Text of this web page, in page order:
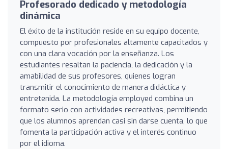
Profesorado dedicado y metodología
dinámica
El éxito de la institución reside en su equipo docente,
compuesto por profesionales altamente capacitados y
con una clara vocación por la enseñanza. Los
estudiantes resaltan la paciencia, la dedicación y la
amabilidad de sus profesores, quienes logran
transmitir el conocimiento de manera didáctica y
entretenida. La metodología employed combina un
formato serio con actividades recreativas, permitiendo
que los alumnos aprendan casi sin darse cuenta, lo que
fomenta la participación activa y el interés continuo
por el idioma.